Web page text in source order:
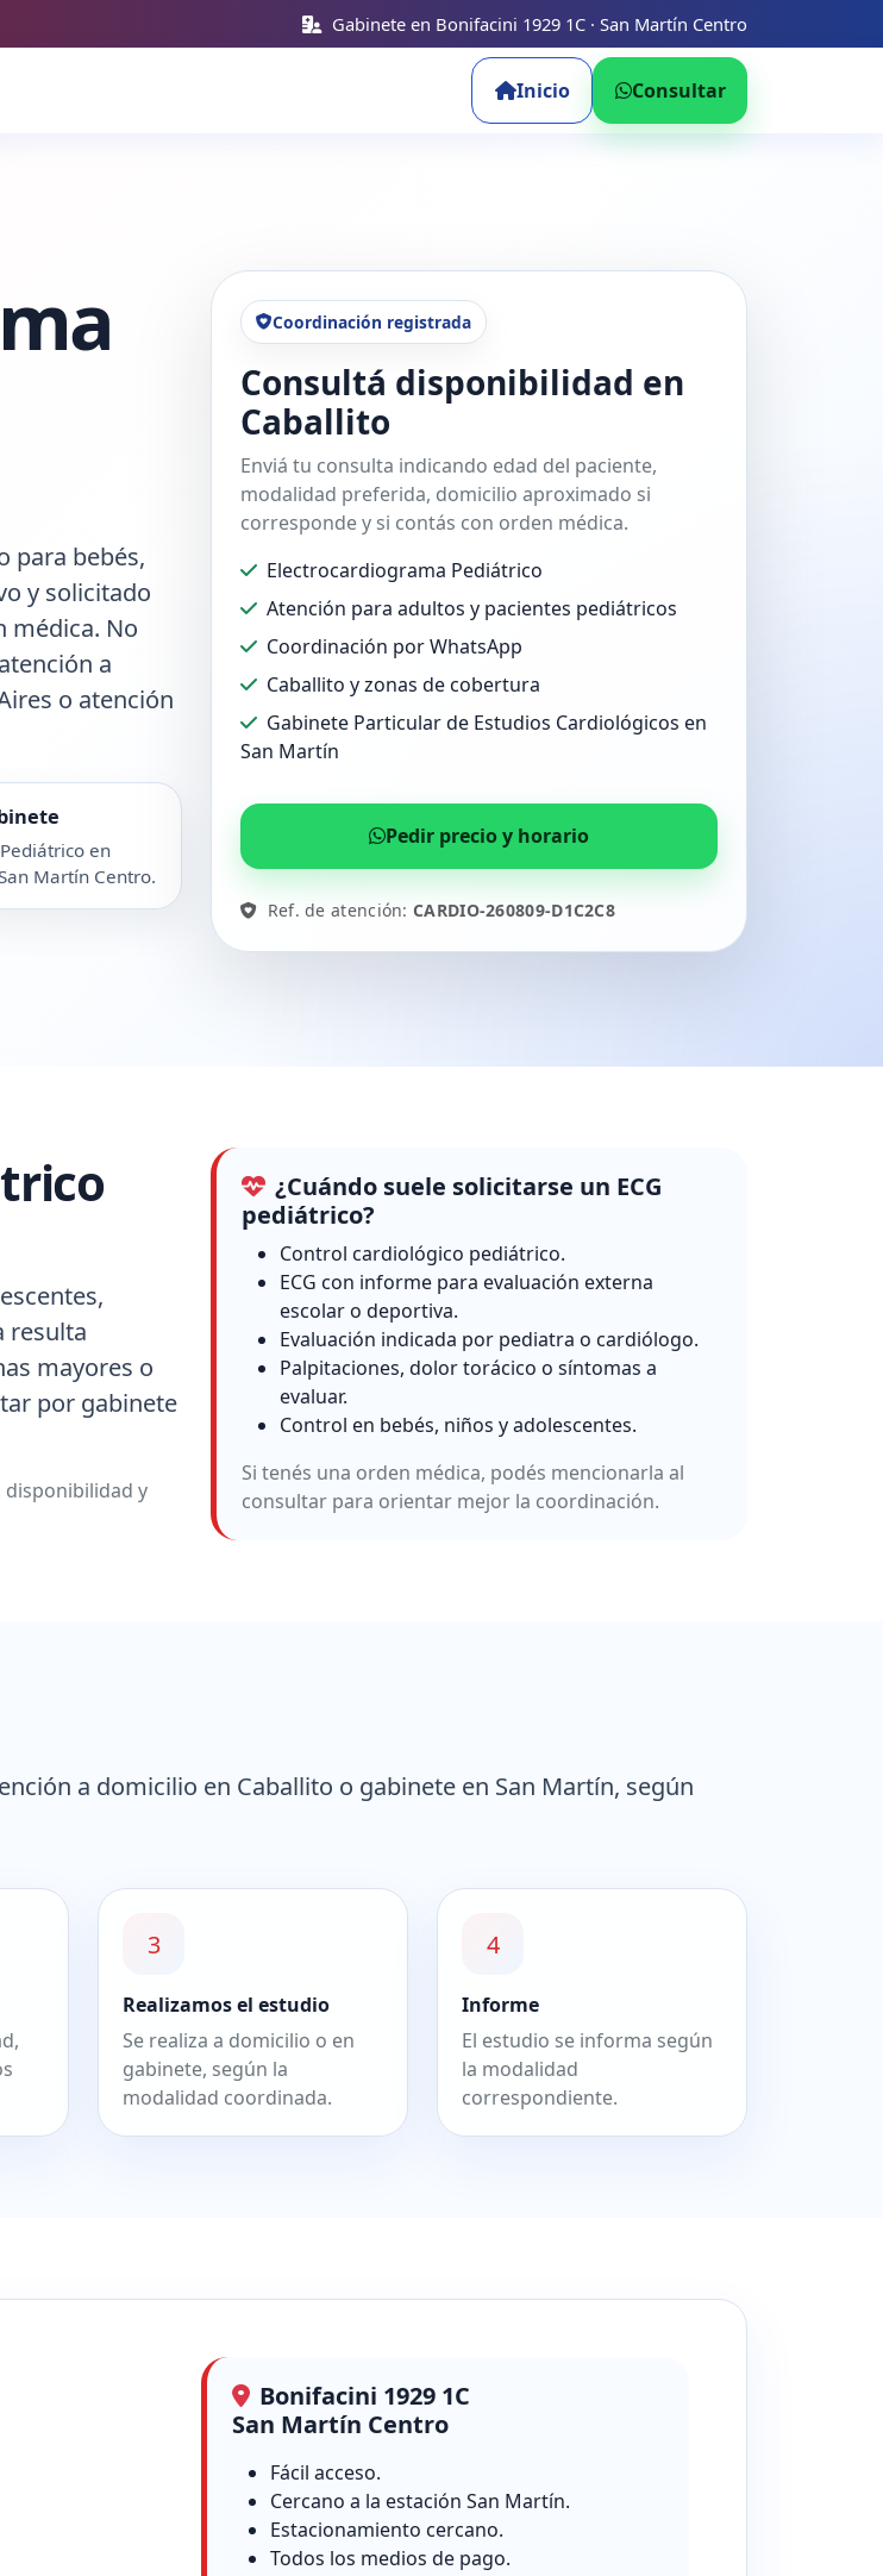
Gabinete en Bonifacini 1929 1C · San Martín Centro
Inicio Consultar
para bebés,
y solicitado
médica. No
a
o atención
en
Martín Centro.
Coordinación registrada
Consultá disponibilidad en
Caballito
Enviá tu consulta indicando edad del paciente,
modalidad preferida, domicilio aproximado si
corresponde y si contás con orden médica.
Electrocardiograma Pediátrico
Atención para adultos y pacientes pediátricos
Coordinación por WhatsApp
Caballito y zonas de cobertura
Gabinete Particular de Estudios Cardiológicos en
San Martín
Pedir precio y horario
Ref. de atención:CARDIO-260809-D1C2C8
resulta
mayores o
por gabinete
disponibilidad y
¿Cuándo suele solicitarse un ECG
pediátrico?
Control cardiológico pediátrico.
ECG con informe para evaluación externa
escolar o deportiva.
Evaluación indicada por pediatra o cardiólogo.
Palpitaciones, dolor torácico o síntomas a
evaluar.
Control en bebés, niños y adolescentes.
Si tenés una orden médica, podés mencionarla al
consultar para orientar mejor la coordinación.
a domicilio en Caballito o gabinete en San Martín, según
3
Realizamos el estudio
Se realiza a domicilio o en
gabinete, según la
modalidad coordinada.
4
Informe
El estudio se informa según
la modalidad
correspondiente.
Bonifacini 1929 1C
San Martín Centro
Fácil acceso.
Cercano a la estación San Martín.
Estacionamiento cercano.
Todos los medios de pago.